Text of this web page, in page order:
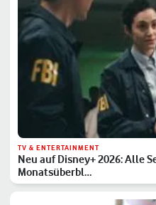
TV & ENTERTAINMENT
Neu auf Disney+ 2026: Alle
Monatsüberbl…